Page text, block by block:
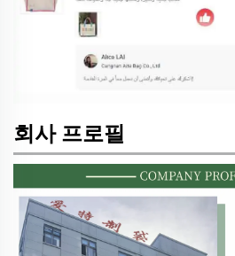
회사 프로필